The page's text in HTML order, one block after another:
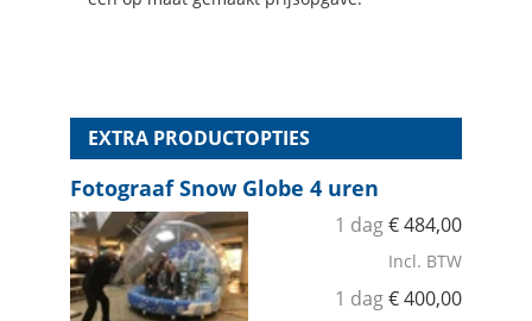
EXTRA PRODUCTOPTIES
Fotograaf Snow Globe 4 uren
1 dag€484,00
Incl. BTW
1 dag€400,00